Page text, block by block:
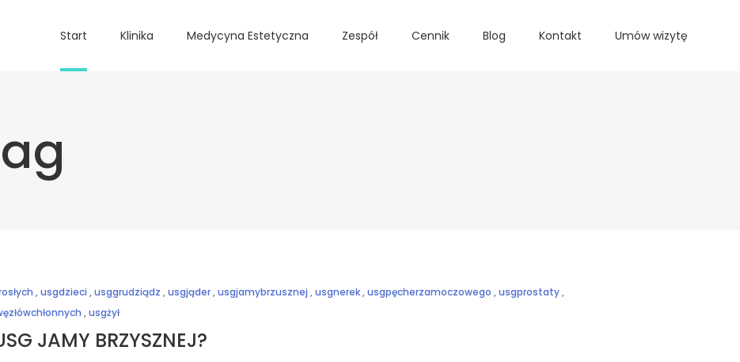
Start Klinika Medycyna Estetyczna Zespół Cennik Blog Kontakt Umów wizytę
,usgdzieci ,usggrudziądz ,usgjąder,usgjamybrzusznej ,usgnerek,usgpęcherzamoczowego ,usgprostaty,
,usgżył
JAMY BRZYSZNEJ?